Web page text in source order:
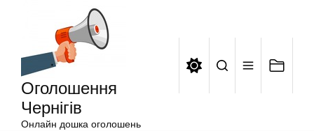
Оголошення
Чернігів
Онлайн дошка оголошень